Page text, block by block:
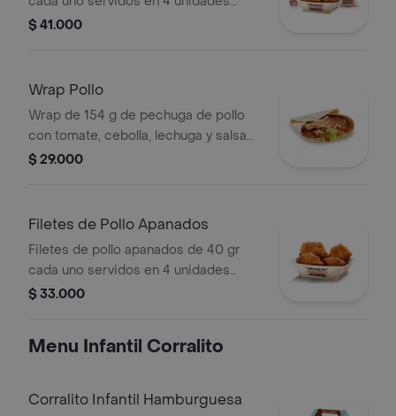
acompañados de miel mostaza +
$ 41.000
Wrap Pollo
Wrap de 154 g de pechuga de pollo
con tomate, cebolla, lechuga y salsa
blanca
$ 29.000
Filetes de Pollo Apanados
Filetes de pollo apanados de 40 gr
cada uno servidos en 4 unidades
acompañados de miel mostaza
$ 33.000
Menu Infantil Corralito
Corralito Infantil Hamburguesa